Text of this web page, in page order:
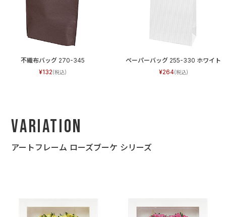
不織布バッグ 270-345
132
ペーパーバッグ 255-330 ホワイト
264
Variation
アートフレーム ローズブーケ シリーズ